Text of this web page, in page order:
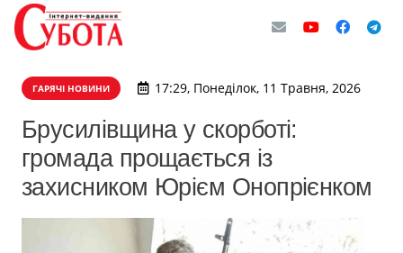
ГАРЯЧІ НОВИНИ 17:29, Понеділок, 11 Травня, 2026
Брусилівщина у скорботі:
громада прощається із
захисником Юрієм Онопрієнком